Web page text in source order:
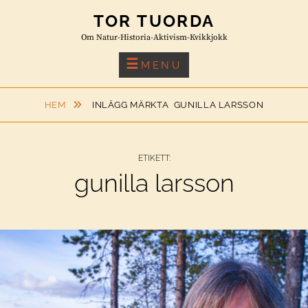
TOR TUORDA
Om Natur-Historia-Aktivism-Kvikkjokk
MENU
HEM INLÄGG MÄRKTA GUNILLA LARSSON
ETIKETT:
gunilla larsson